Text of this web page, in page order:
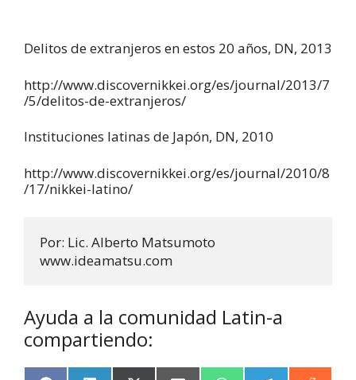
Delitos de extranjeros en estos 20 años, DN, 2013
http://www.discovernikkei.org/es/journal/2013/7
/5/delitos-de-extranjeros/
Instituciones latinas de Japón, DN, 2010
http://www.discovernikkei.org/es/journal/2010/8
/17/nikkei-latino/
Por: Lic. Alberto Matsumoto
www.ideamatsu.com
Ayuda a la comunidad Latin-a
compartiendo: